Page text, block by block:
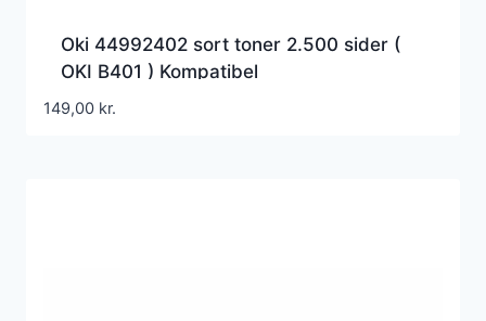
Oki 44992402 sort toner 2.500 sider (
OKI B401 ) Kompatibel
149,00 kr.